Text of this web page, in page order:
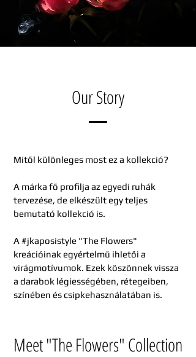
Our Story
Mitől különleges most ez a kollekció?
A márka fő profilja az egyedi ruhák
tervezése, de elkészült egy teljes
bemutató kollekció is.
A #jkaposistyle "The Flowers"
kreációinak egyértelmű ihletői a
virágmotívumok. Ezek köszönnek vissza
a darabok légiességében, rétegeiben,
színében és csipkehasználatában is.
Meet "The Flowers" Collection